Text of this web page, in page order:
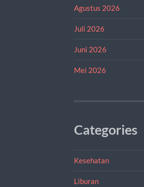
Agustus 2026
Juli 2026
Juni 2026
Mei 2026
Categories
Kesehatan
Liburan